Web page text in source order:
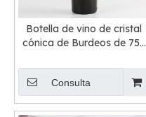
Botella de vino de cristal
cónica de Burdeos de 750
Consulta